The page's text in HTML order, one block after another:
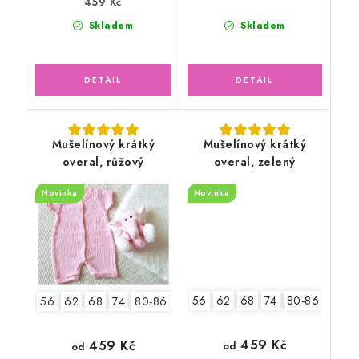
Skladem Skladem
Mušelínový krátký
overal, růžový
Novinka
56 62 68 74 80-86 92-98
od 459 Kč
Mušelínový krátký
overal, zelený
Novinka
56 62 68 74 80-86
od 459 Kč